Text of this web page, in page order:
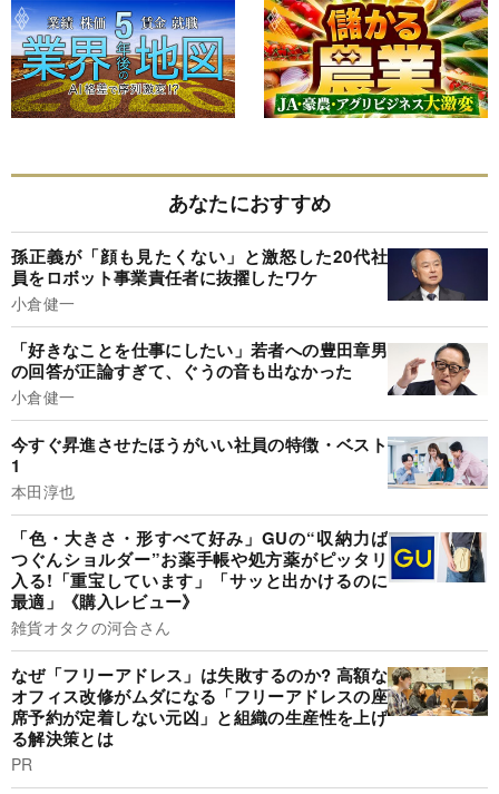
あなたにおすすめ
孫正義が「顔も見たくない」と激怒した20代社
員をロボット事業責任者に抜擢したワケ
小倉健一
「好きなことを仕事にしたい」若者への豊田章男
の回答が正論すぎて、ぐうの音も出なかった
小倉健一
今すぐ昇進させたほうがいい社員の特徴・ベスト
1
本田淳也
「色・大きさ・形すべて好み」GUの“収納力ば
つぐんショルダー”お薬手帳や処方薬がピッタリ
入る!「重宝しています」「サッと出かけるのに
最適」《購入レビュー》
雑貨オタクの河合さん
なぜ「フリーアドレス」は失敗するのか? 高額な
オフィス改修がムダになる「フリーアドレスの座
席予約が定着しない元凶」と組織の生産性を上げ
る解決策とは
PR